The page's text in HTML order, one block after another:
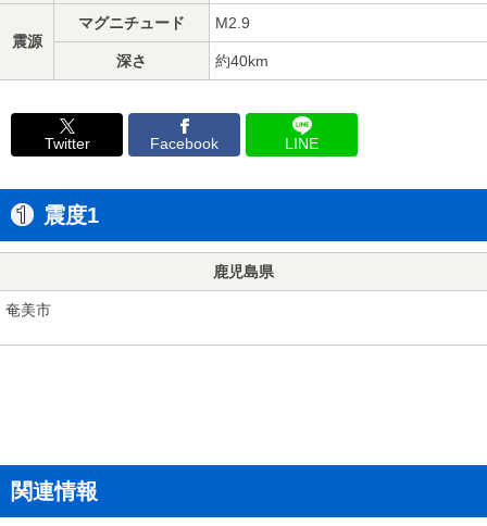
震源
マグニチュード M2.9
深さ 約40km
Twitter Facebook LINE
震度1
鹿児島県
奄美市
関連情報